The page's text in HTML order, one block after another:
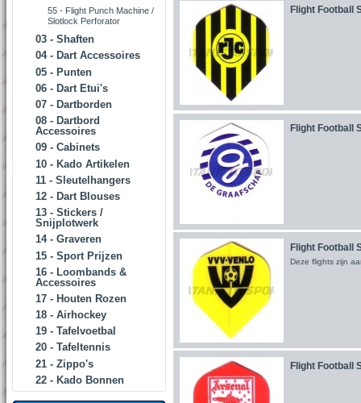
55 - Flight Punch Machine /
Slotlock Perforator
03 - Shaften
04 - Dart Accessoires
05 - Punten
06 - Dart Etui's
07 - Dartborden
08 - Dartbord
Accessoires
09 - Cabinets
10 - Kado Artikelen
11 - Sleutelhangers
12 - Dart Blouses
13 - Stickers /
Snijplotwerk
14 - Graveren
15 - Sport Prijzen
16 - Loombands &
Accessoires
17 - Houten Rozen
18 - Airhockey
19 - Tafelvoetbal
20 - Tafeltennis
21 - Zippo's
22 - Kado Bonnen
Flight Football
Flight Football
Flight Football
Deze flights zijn
Flight Football